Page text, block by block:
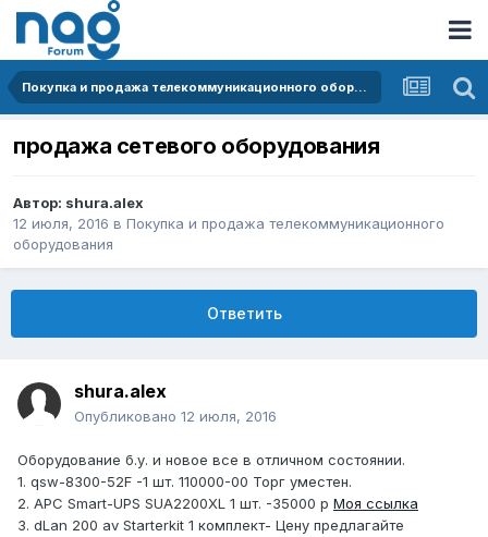
Покупка и продажа телекоммуникационного оборудования
продажа сетевого оборудования
Автор: shura.alex
12 июля, 2016 в Покупка и продажа телекоммуникационного
оборудования
Ответить
shura.alex
Опубликовано 12 июля, 2016
Оборудование б.у. и новое все в отличном состоянии.
1. qsw-8300-52F -1 шт. 110000-00 Торг уместен.
2. APC Smart-UPS SUA2200XL 1 шт. -35000 р Моя ссылка
3. dLan 200 av Starterkit 1 комплект- Цену предлагайте